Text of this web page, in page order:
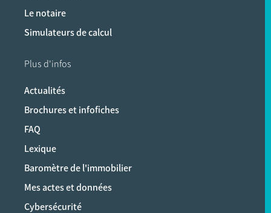
Le notaire
Simulateurs de calcul
Plus d'infos
Actualités
Brochures et infofiches
FAQ
Lexique
Baromètre de l'immobilier
Mes actes et données
Cybersécurité